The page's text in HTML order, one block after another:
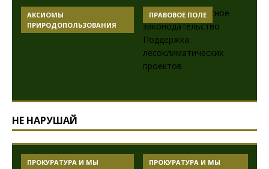
АКСИОМЫ
ПРИРОДОПОЛЬЗОВАНИЯ
ПРАВОВОЕ ПОЛЕ
НЕ НАРУШАЙ
ПРОКУРАТУРА И МЫ
ПРОКУРАТУРА И МЫ